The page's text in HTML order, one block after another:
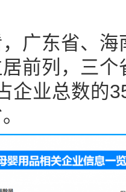
广东省、
前列，三
企业总数的